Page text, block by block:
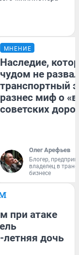
МНЕНИЕ
Наследие,
чудом не
транспортный
разнес миф о
советских
Олег Арефьев
Блогер,
владелец в
бизнесе
при атаке
летняя дочь